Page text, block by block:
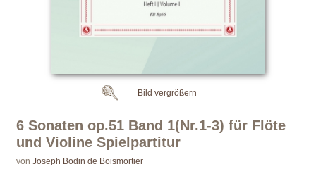
6 Sonaten op.51 Band 1(Nr.1-3) für Flöte
und Violine Spielpartitur
von Joseph Bodin de Boismortier
Bild vergrößern